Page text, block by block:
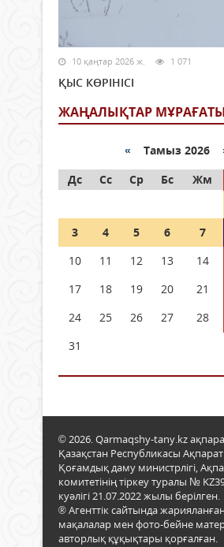
10 қаңтар 2026 ж. 1 071
ҚЫС КӨРІНІСІ
ЖАҢАЛЫҚТАР МҰРАҒАТЫ
« Тамыз 2026
Дс
Сс Ср Бс Жм
3
4 5 6 7
10
11 12 13 14
17
18 19 20 21
24
25 26 27 28
31
© 2026. Qarmaqshy-tany.kz
Қазақстан Республикасы
Қоғамдық даму министрлігі,
комитетінің тіркеу туралы №
куәлігі 21.07.2022 жылы берілген.
® Агенттік сайтында
мақалалар мен фото-бейне
авторлық құқықтары қорғалған.